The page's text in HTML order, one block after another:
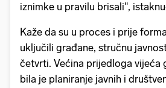
iznimke u pravilu brisali",
Kaže da su u proces i prije
uključili građane, stručnu
četvrti. Većina prijedloga vijeća
bila je planiranje javnih i